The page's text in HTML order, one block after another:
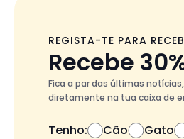
REGISTA-TE PARA
Recebe
Fica a par das últimas
diretamente na tua caixa de
Tenho: Cão Gato